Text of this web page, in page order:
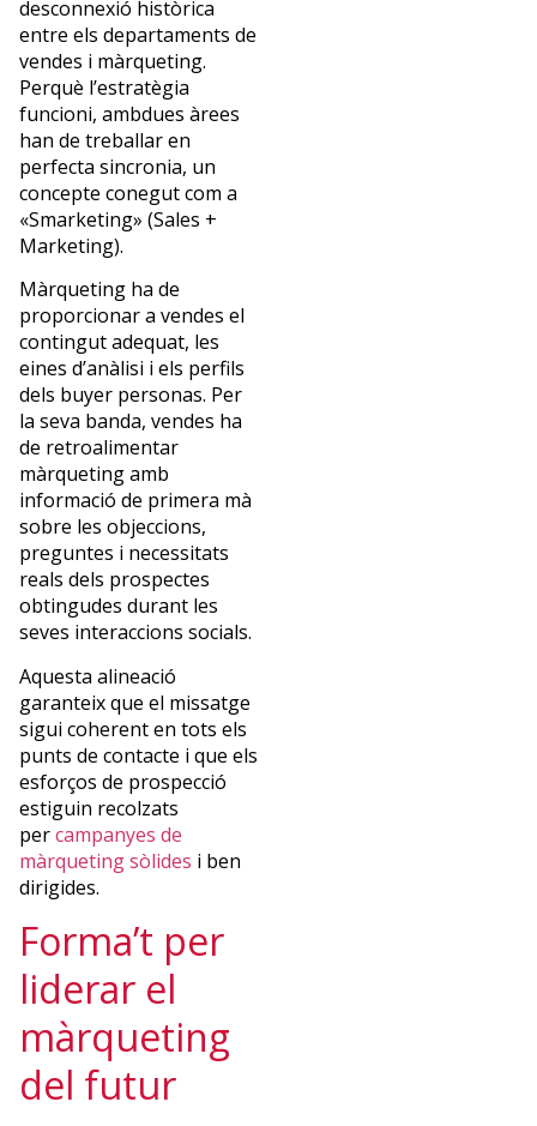
desconnexió històrica
entre els departaments de
vendes i màrqueting.
Perquè l’estratègia
funcioni, ambdues àrees
han de treballar en
perfecta sincronia, un
concepte conegut com a
«Smarketing» (Sales +
Marketing).
Màrqueting ha de
proporcionar a vendes el
contingut adequat, les
eines d’anàlisi i els perfils
dels buyer personas. Per
la seva banda, vendes ha
de retroalimentar
màrqueting amb
informació de primera mà
sobre les objeccions,
preguntes i necessitats
reals dels prospectes
obtingudes durant les
seves interaccions socials.
Aquesta alineació
garanteix que el missatge
sigui coherent en tots els
punts de contacte i que els
esforços de prospecció
estiguin recolzats
percampanyes de
màrqueting sòlides i ben
dirigides.
Forma’t per
liderar el
màrqueting
del futur